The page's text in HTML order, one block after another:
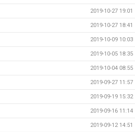
2019-10-27 19:01
2019-10-27 18:41
2019-10-09 10:03
2019-10-05 18:35
2019-10-04 08:55
2019-09-27 11:57
2019-09-19 15:32
2019-09-16 11:14
2019-09-12 14:51